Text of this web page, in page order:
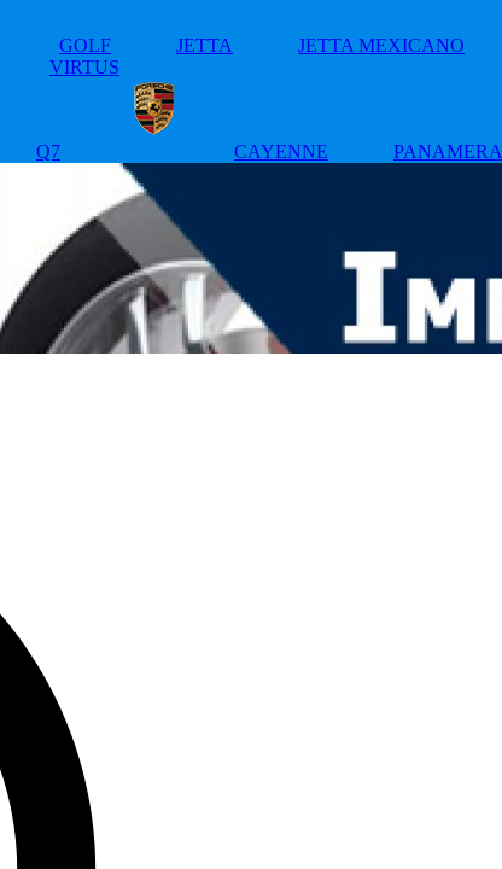
GOLF JETTA JETTA MEXICANO
VIRTUS
Q7 CAYENNE PANAMERA